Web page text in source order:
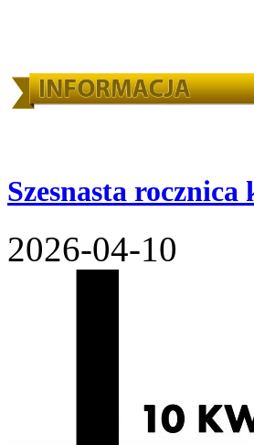
Szesnasta
2026-04-10